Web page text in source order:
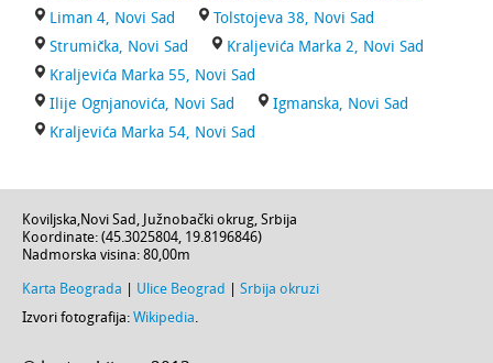
Liman 4, Novi Sad
Tolstojeva 38, Novi Sad
Strumička, Novi Sad
Kraljevića Marka 2, Novi Sad
Kraljevića Marka 55, Novi Sad
Ilije Ognjanovića, Novi Sad
Igmanska, Novi Sad
Kraljevića Marka 54, Novi Sad
Koviljska,Novi Sad, Južnobački okrug, Srbija
Koordinate: (45.3025804, 19.8196846)
Nadmorska visina: 80,00m
Karta Beograda Ulice Beograd
Srbija okruzi
Izvori fotografija: Wikipedia.